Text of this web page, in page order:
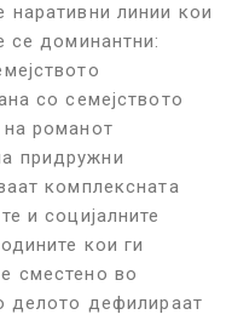
наративни линии кои
се доминантни:
со семејството
романот
придружни
комплексната
и социјалните
кои ги
сместено во
делото дефилираат